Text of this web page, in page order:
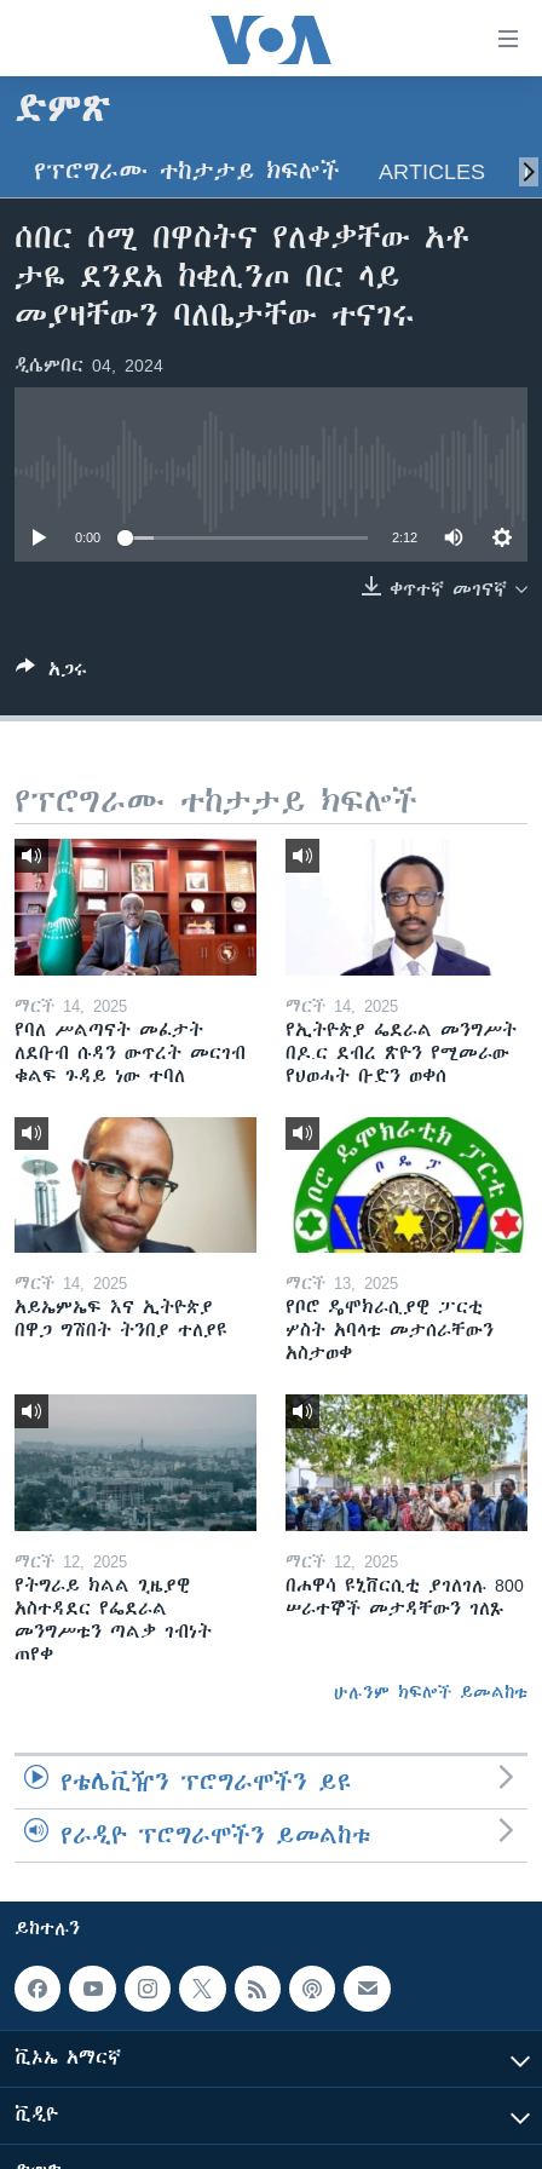
ማገናኛዎች
ዋናው
ይዘት
ወደ
ዋናው
ይዘት
ወደ
ዋናው
ዜና
ኢትዮጵያ
አሜሪካ
ኑሮ በጤንነት
ከምሽቱ ሦስት ሰዓት የአማርኛ ዜና
ቪዲዮ
ክምችት
ድምጽ
የፕሮግራሙ ተከታታይ ክፍሎች ARTICLES
ሰበር ሰሚ በዋስትና የለቀቃቸው አቶ
ታዬ ደንደአ ከቂሊንጦ በር ላይ
መያዛቸውን ባለቤታቸው ተናገሩ
ዲሴምበር 04, 2024
0:00 2:12
ቀጥተኛ መገናኛ
አጋሩ
የፕሮግራሙ ተከታታይ ክፍሎች
ማርች 14, 2025
የባለ ሥልጣናት መፈታት
ለደቡብ ሱዳን ውጥረት መርገብ
ቁልፍ ጉዳይ ነው ተባለ
ማርች 14, 2025
የኢትዮጵያ ፌደራል መንግሥት
በዶ.ር ደብረ ጽዮን የሚመራው
የህወሓት ቡድን ወቀሰ
ማርች 14, 2025
አይኤምኤፍ እና ኢትዮጵያ
በዋጋ ግሽበት ትንበያ ተለያዩ
ማርች 13, 2025
የቦሮ ዴሞክራሲያዊ ፓርቲ
ሦስት አባላቱ መታሰራቸውን
አስታወቀ
ማርች 12, 2025
የትግራይ ክልል ጊዜያዊ
አስተዳደር የፌደራል
መንግሥቱን ጣልቃ ገብነት
ጠየቀ
ማርች 12, 2025
በሐዋሳ ዩኒቨርሲቲ ያገለገሉ 800
ሠራተኞች መታዳቸውን ገለጹ
ሁሉንም ክፍሎች ይመልከቱ
የቴሌቪዥን ፕሮግራሞችን ይዩ
የራዲዮ ፕሮግራሞችን ይመልከቱ
ይከተሉን
ቪኦኤ አማርኛ
ቪዲዮ